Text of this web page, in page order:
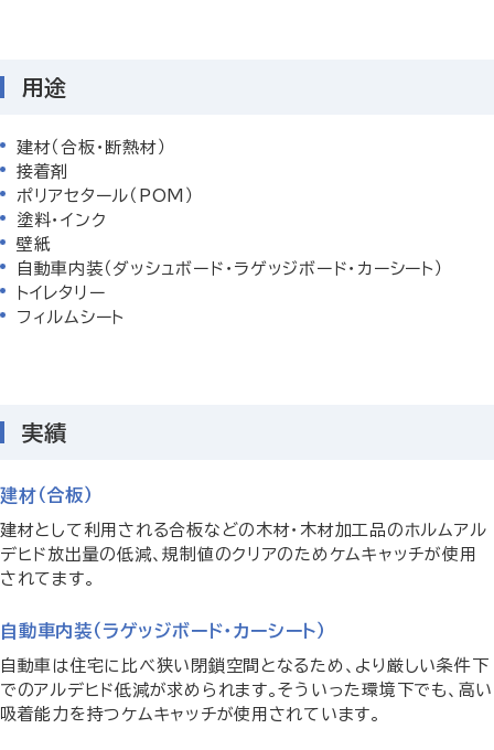
用途
建材（合板・断熱材）
接着剤
ポリアセタール（POM）
塗料・インク
壁紙
自動車内装（ダッシュボード・ラゲッジボード・カーシート）
トイレタリー
フィルムシート
実績
建材（合板）
建材として利用される合板などの木材・木材加工品のホルムアル
デヒド放出量の低減、規制値のクリアのためケムキャッチが使用
されてます。
自動車内装（ラゲッジボード・カーシート）
自動車は住宅に比べ狭い閉鎖空間となるため、より厳しい条件下
でのアルデヒド低減が求められます。そういった環境下でも、高い
吸着能力を持つケムキャッチが使用されています。